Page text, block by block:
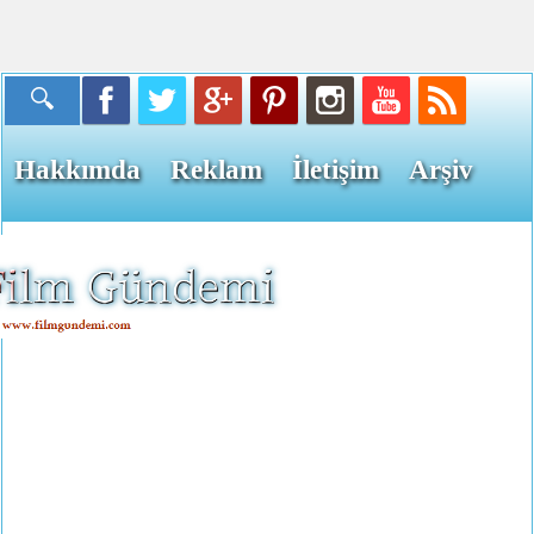
Hakkımda Reklam İletişim Arşiv